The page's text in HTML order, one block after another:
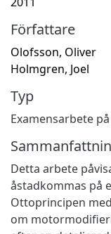
Författare
Olofsson, Oliver
Holmgren, Joel
Typ
Examensarbete
Detta arbete
åstadkommas på
Ottoprincipen
om